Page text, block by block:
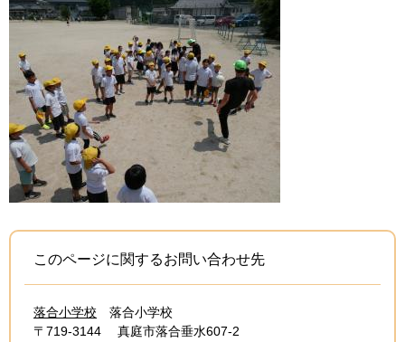
このページに関するお問い合わせ先
落合小学校
落合小学校
〒719-3144
真庭市落合垂水607-2